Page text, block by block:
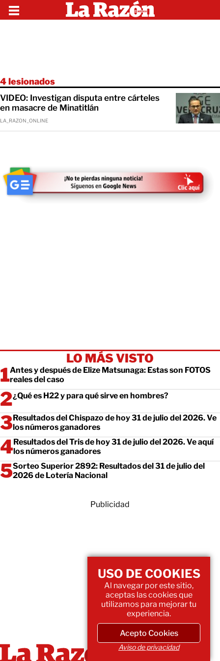
4 lesionados
VIDEO: Investigan disputa entre cárteles
en masacre de Minatitlán
LA_RAZON_ONLINE
LO MÁS VISTO
Antes y después de Elize Matsunaga: Estas son FOTOS
reales del caso
¿Qué es H22 y para qué sirve en hombres?
Resultados del Chispazo de hoy 31 de julio del 2026. Ve
los números ganadores
Resultados del Tris de hoy 31 de julio del 2026. Ve aquí
los números ganadores
Sorteo Superior 2892: Resultados del 31 de julio del
2026 de Lotería Nacional
Publicidad
USO DE COOKIES
Al navegar por este sitio,
aceptas las cookies que
utilizamos para mejorar tu
experiencia.
Acepto Cookies
Aviso de privacidad